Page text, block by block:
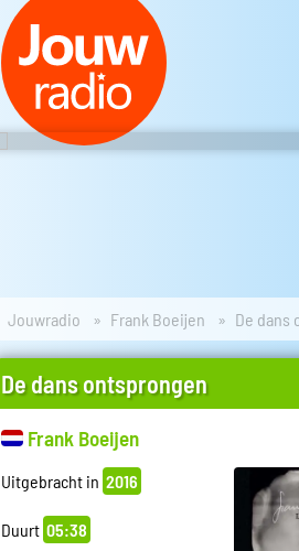
Jouwradio Frank Boeijen De dans
De dans ontsprongen
Frank Boeijen
Uitgebracht in 2016
Duurt 05:38